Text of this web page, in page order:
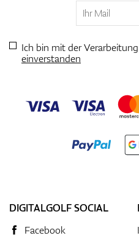
Ich bin mit der
einverstanden
DIGITALGOLF SOCIAL
Facebook